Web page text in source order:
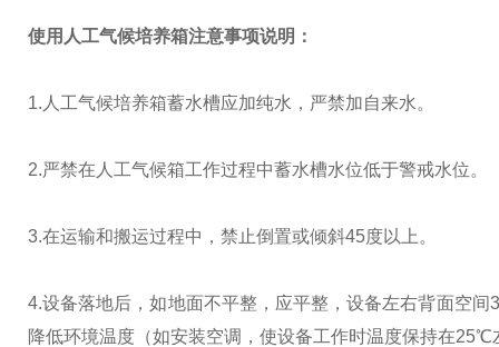
使用人工气候培养箱注意事项说明：
1.人工气候培养箱蓄水槽应加纯水，严禁加自来水。
2.严禁在人工气候箱工作过程中蓄水槽水位低于警戒水位。
3.在运输和搬运过程中，禁止倒置或倾斜45度以上。
4.设备落地后，如地面不平整，应平整，设备左右背面空
降低环境温度（如安装空调，使设备工作时温度保持在